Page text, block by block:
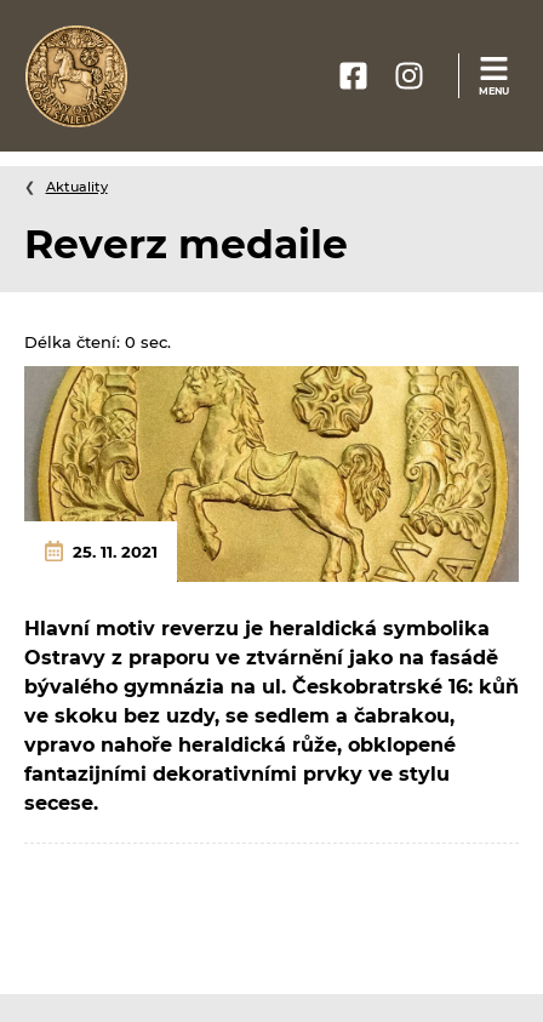
Webové
stránky
na
míru
MENU
Aktuality
Reverz medaile
Délka čtení: 0 sec.
25. 11. 2021
Hlavní motiv reverzu je heraldická symbolika
Ostravy z praporu ve ztvárnění jako na fasádě
bývalého gymnázia na ul. Českobratrské 16: kůň
ve skoku bez uzdy, se sedlem a čabrakou,
vpravo nahoře heraldická růže, obklopené
fantazijními dekorativními prvky ve stylu
secese.